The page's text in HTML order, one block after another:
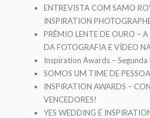
ENTREVISTA COM SAMO
INSPIRATION
PRÊMIO LENTE DE OURO –
DA FOTOGRAFIA E VÍDEO
Inspiration Awards – Segunda
SOMOS UM TIME DE
INSPIRATION AWARDS –
VENCEDORES!
YES WEDDING É